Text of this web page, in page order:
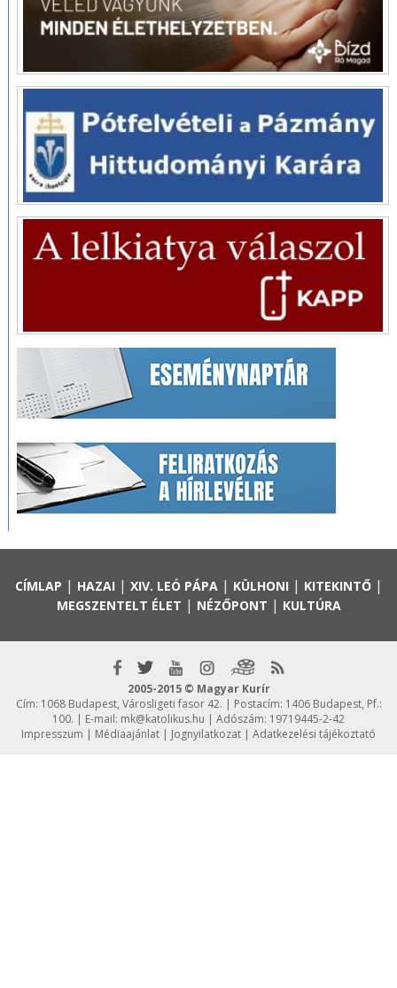
CÍMLAP | HAZAI | XIV. LEÓ PÁPA| KÜLHONI | KITEKINTŐ|
MEGSZENTELT ÉLET | NÉZŐPONT | KULTÚRA
2005-2015 © Magyar Kurír
Cím: 1068 Budapest, Városligeti fasor 42. | Postacím: 1406 Budapest, Pf.:
100. | E-mail: mk@katolikus.hu | Adószám: 19719445-2-42
Impresszum | Médiaajánlat | Jognyilatkozat | Adatkezelési tájékoztató